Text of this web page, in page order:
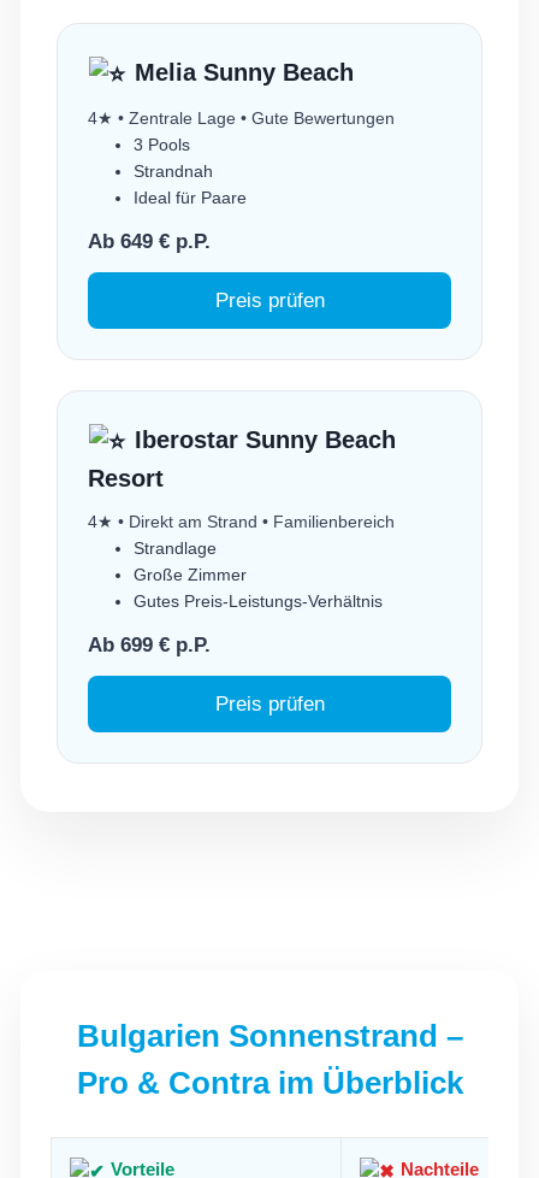
Melia Sunny Beach
4★ • Zentrale Lage • Gute Bewertungen
3 Pools
Strandnah
Ideal für Paare
Ab 649 € p.P.
Preis prüfen
Iberostar Sunny Beach
Resort
4★ • Direkt am Strand • Familienbereich
Strandlage
Große Zimmer
Gutes Preis-Leistungs-Verhältnis
Ab 699 € p.P.
Preis prüfen
Bulgarien Sonnenstrand –
Pro & Contra im Überblick
Vorteile Nachteile